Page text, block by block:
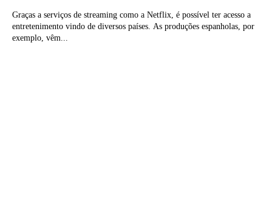
Graças a serviços de streaming como a Netflix, é possível ter acesso a
entretenimento vindo de diversos países. As produções espanholas, por
exemplo, vêm...